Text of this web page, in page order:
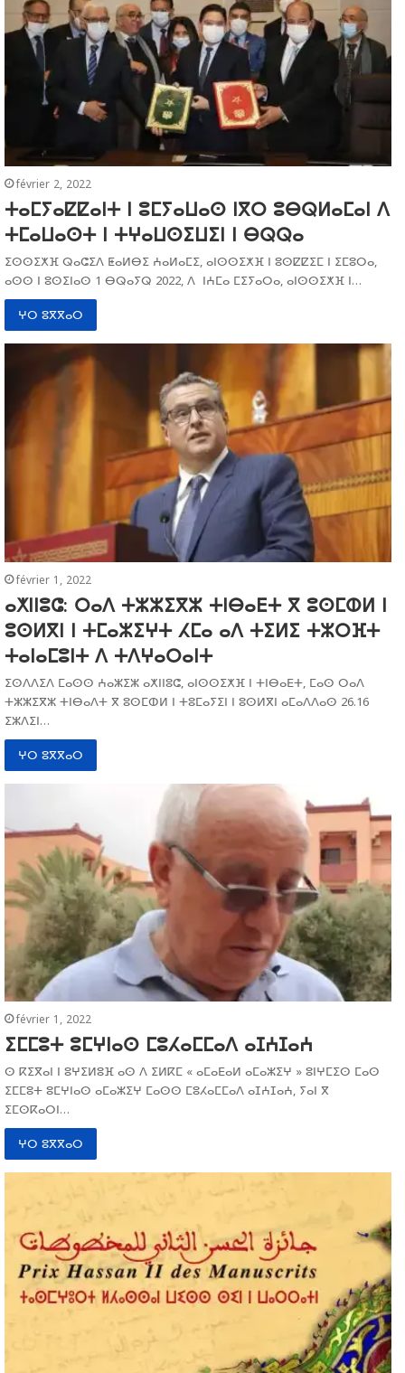
février 2, 2022
ⵜⴰⵎⵢⴰⵇⵇⴰⵏⵜ ⵏ ⵓⵎⵢⴰⵡⴰⵙ ⵏⴳⵔ ⵓⴱⵕⵍⴰⵎⴰⵏ ⴷ
ⵜⵎⴰⵡⴰⵙⵜ ⵏ ⵜⵖⴰⵡⵙⵉⵡⵉⵏ ⵏ ⴱⵕⵕⴰ
ⵉⵙⵙⵉⵅⴼ ⵕⴰⵛⵉⴷ ⵟⴰⵍⴱⵉ ⵄⴰⵍⴰⵎⵉ, ⴰⵏⵙⵙⵉⵅⴼ ⵏ ⵓⵙⵇⵇⵉⵎ ⵏ ⵉⵎⵓⵔⴰ,
ⴰⵙⵙ ⵏ ⵓⵙⵉⵏⴰⵙ 1 ⴱⵕⴰⵢⵕ 2022, ⴷ ⵏⵄⵎⴰ ⵎⵉⵢⴰⵔⴰ, ⴰⵏⵙⵙⵉⵅⴼ ⵏ…
ⵖⵔ ⵓⴳⴳⴰⵔ
février 1, 2022
ⴰⵅⵏⵏⵓⵛ: ⵔⴰⴷ ⵜⵣⵣⵉⴳⵣ ⵜⵏⴱⴰⴹⵜ ⴳ ⵓⵙⵎⵀⵍ ⵏ
ⵓⵙⵍⴳⵏ ⵏ ⵜⵎⴰⵣⵉⵖⵜ ⵃⵎⴰ ⴰⴷ ⵜⵉⵍⵉ ⵜⵣⵔⴼⵜ
ⵜⴰⵏⴰⵎⵓⵏⵜ ⴷ ⵜⴷⵖⴰⵔⴰⵏⵜ
ⵉⵙⴷⴷⵉⴷ ⵎⴰⵙⵙ ⵄⴰⵣⵉⵣ ⴰⵅⵏⵏⵓⵛ, ⴰⵏⵙⵙⵉⵅⴼ ⵏ ⵜⵏⴱⴰⴹⵜ, ⵎⴰⵙ ⵔⴰⴷ
ⵜⵣⵣⵉⴳⵣ ⵜⵏⴱⴰⴷⵜ ⴳ ⵓⵙⵎⵀⵍ ⵏ ⵜⵓⵎⴰⵢⵉⵏ ⵏ ⵓⵙⵍⴳⵏ ⴰⵎⴰⴷⴷⴰⵙ 26.16
ⵉⵣⴷⵉⵏ…
ⵖⵔ ⵓⴳⴳⴰⵔ
février 1, 2022
ⵉⵎⵎⵓⵜ ⵓⵎⵖⵏⴰⵙ ⵎⵓⵃⴰⵎⵎⴰⴷ ⴰⵊⵄⵊⴰⵄ
ⵙ ⴽⵉⴳⴰⵏ ⵏ ⵓⵖⵉⵍⵓⴼ ⴰⵙ ⴷ ⵉⵍⴽⵎ « ⴰⵎⴰⴹⴰⵍ ⴰⵎⴰⵣⵉⵖ » ⵓⵏⵖⵎⵉⵙ ⵎⴰⵙ
ⵉⵎⵎⵓⵜ ⵓⵎⵖⵏⴰⵙ ⴰⵎⴰⵣⵉⵖ ⵎⴰⵙⵙ ⵎⵓⵃⴰⵎⵎⴰⴷ ⴰⵊⵄⵊⴰⵄ, ⵢⴰⵏ ⴳ
ⵉⵎⵙⴽⴰⵔⵏ…
ⵖⵔ ⵓⴳⴳⴰⵔ